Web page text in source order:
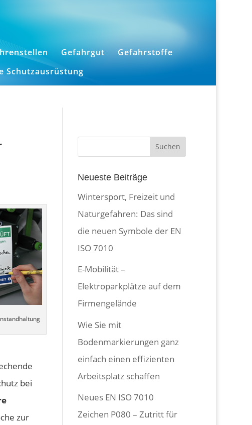
Gefahrgut
Gefahrstoffe
Schutzausrüstung
bei
zur
Neueste Beiträge
Wintersport, Freizeit und
Naturgefahren: Das sind
die neuen Symbole der EN
ISO 7010
E-Mobilität –
Elektroparkplätze auf dem
Firmengelände
Wie Sie mit
Bodenmarkierungen ganz
einfach einen effizienten
Arbeitsplatz schaffen
Neues EN ISO 7010
Zeichen P080 – Zutritt für